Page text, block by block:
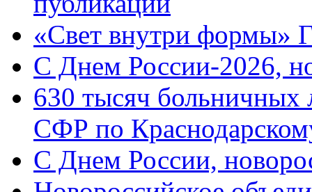
«Свет внутри формы»
C Днем России-2026,
630 тысяч больничных
СФР по
C Днем России,